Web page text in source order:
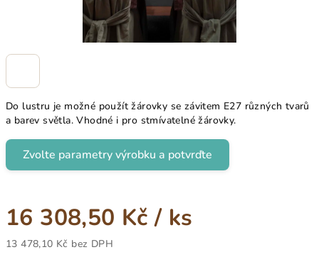
Do lustru je možné použít žárovky se závitem E27 různých tvarů
a barev světla. Vhodné i pro stmívatelné žárovky.
Zvolte parametry výrobku a potvrďte
16 308,50 Kč / ks
13 478,10 Kč bez DPH